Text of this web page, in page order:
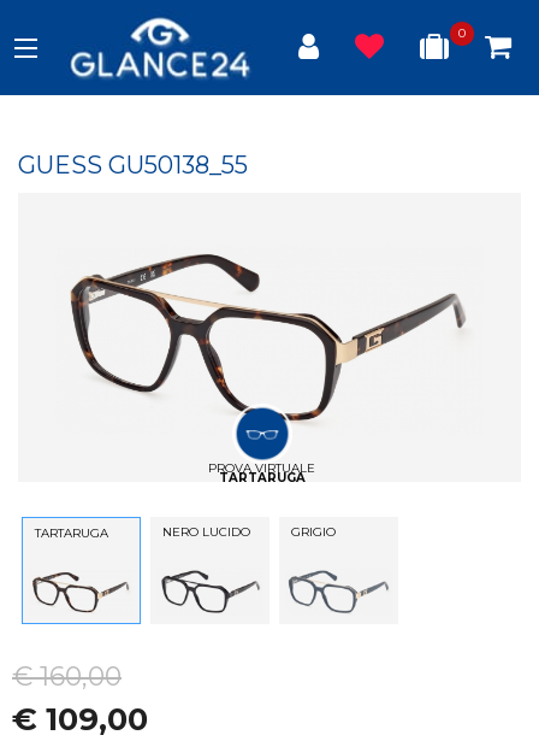
0
GUESS GU50138_55
PROVA VIRTUALE
TARTARUGA
TARTARUGA NERO LUCIDO GRIGIO
€ 160,00
€ 109,00